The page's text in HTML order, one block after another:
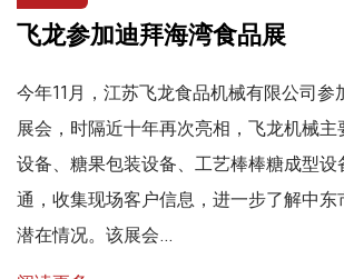
飞龙参加迪拜海湾食品展
今年11月，江苏飞龙食品机械有限公司参
展会，时隔近十年再次亮相，飞龙机械
设备、糖果包装设备、工艺棒棒糖成型设
通，收集现场客户信息，进一步了解中东
潜在情况。该展会...